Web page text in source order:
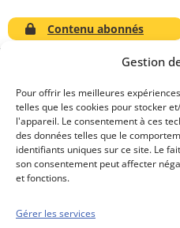
Gestion
Pour offrir les meilleures
telles que les cookies pour stocker
l'appareil. Le consentement à ces
des données telles que le
identifiants uniques sur ce site. Le
son consentement peut affecter
et fonctions.
Gérer les services
Contenu abonnés
Conseils boursiers depuis 1952